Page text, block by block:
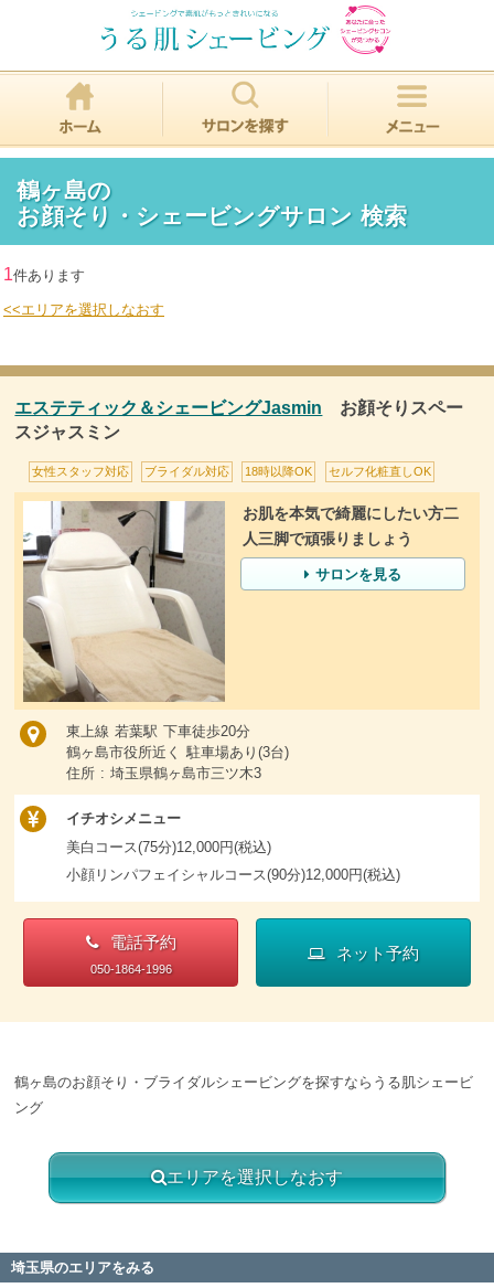
鶴ヶ島の
お顔そり・シェービングサロン 検索
1件あります
<<エリアを選択しなおす
エステティック＆シェービングJasmin お顔そりスペー
スジャスミン
女性スタッフ対応 ブライダル対応 18時以降OK セルフ化粧直しOK
お肌を本気で綺麗にしたい方二
人三脚で頑張りましょう
サロンを見る
東上線 若葉駅 下車徒歩20分
鶴ヶ島市役所近く 駐車場あり(3台)
住所 : 埼玉県鶴ヶ島市三ツ木3
イチオシメニュー
美白コース(75分)12,000円(税込)
小顔リンパフェイシャルコース(90分)12,000円(税込)
電話予約
050-1864-1996
ネット予約
鶴ヶ島のお顔そり・ブライダルシェービングを探すならうる肌シェービ
ング
エリアを選択しなおす
埼玉県のエリアをみる